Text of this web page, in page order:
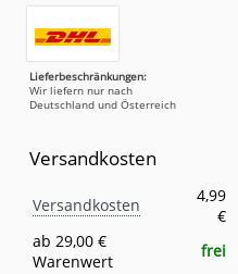
Lieferbeschränkungen:
Wir liefern nur nach
Deutschland und Österreich
Versandkosten
Eigenschaft
Versandkosten
4,99
€
ab 29,00 €
Warenwert
frei